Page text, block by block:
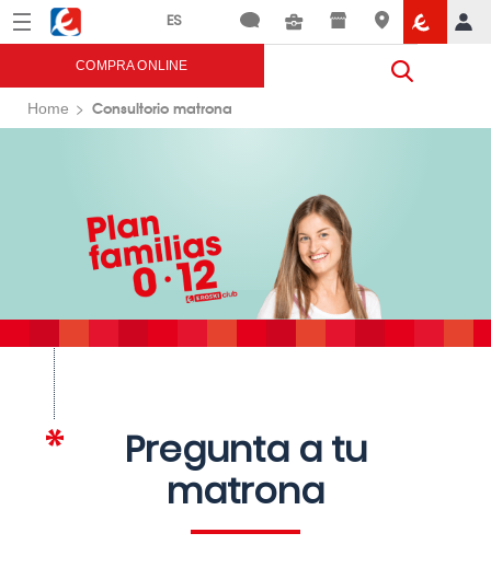
Menú Eroski
COMPRA ONLINE
Home Consultorio matrona
Pregunta a tu
matrona